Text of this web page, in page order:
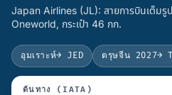
Japan Airlines (JL): สายการบินเต็ม
Oneworld, กระเป๋า 46 กก.
อุมเราะห์→ JED ตรุษจีน 2027→
ต้นทาง (IATA)